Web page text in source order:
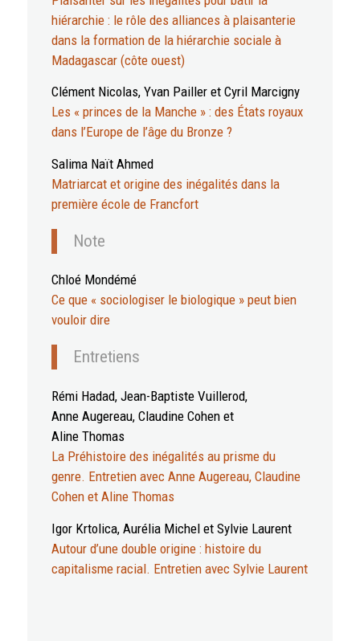
hiérarchie : le rôle des alliances à plaisanterie
dans la formation de la hiérarchie sociale à
Madagascar (côte ouest)
Clément Nicolas, Yvan Pailler et Cyril Marcigny
Les « princes de la Manche » : des États royaux
dans l’Europe de l’âge du Bronze ?
Salima Naït Ahmed
Matriarcat et origine des inégalités dans la
première école de Francfort
Note
Chloé Mondémé
Ce que « sociologiser le biologique » peut bien
vouloir dire
Entretiens
Rémi Hadad, Jean-Baptiste Vuillerod,
Anne Augereau, Claudine Cohen et
Aline Thomas
La Préhistoire des inégalités au prisme du
genre. Entretien avec Anne Augereau, Claudine
Cohen et Aline Thomas
Igor Krtolica, Aurélia Michel et Sylvie Laurent
Autour d’une double origine : histoire du
capitalisme racial. Entretien avec Sylvie Laurent